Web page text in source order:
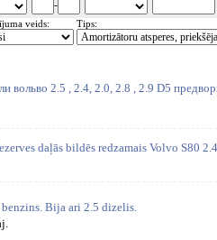
-
veids: Tips:
вольво 2.5 , 2.4, 2.0, 2.8 , 2.9 D5
daļās bildēs redzamais Volvo S80
Bija ari 2.5 dizelis.